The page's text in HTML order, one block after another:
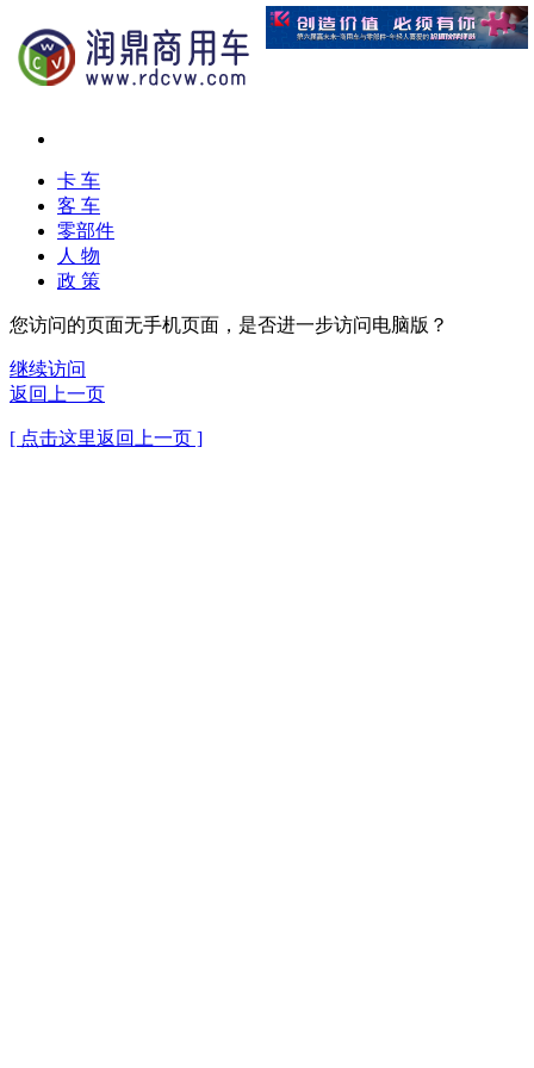
卡 车
客 车
零部件
人 物
政 策
您访问的页面无手机页面，是否进一步访问电脑版？
继续访问
返回上一页
[ 点击这里返回上一页 ]